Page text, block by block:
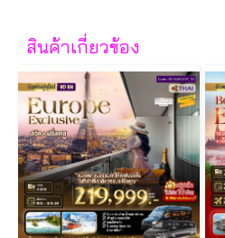
สินค้าเกี่ยวข้อง